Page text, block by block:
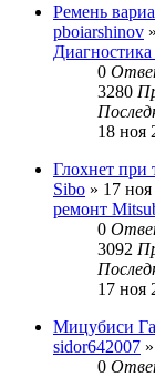
Ремень
pboiarshinov »
0
3280
18 ноя
Глохнет при
Sibo » 17
ремонт
0
3092
17 ноя
Мицубиси
sidor642007 »
0